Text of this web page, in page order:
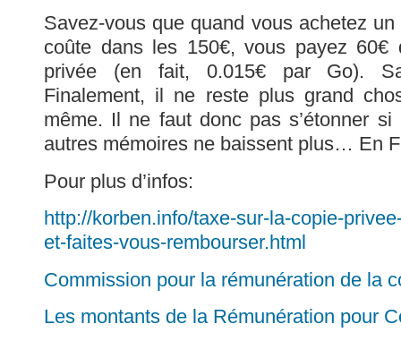
Savez-vous que quand vous achetez
coûte dans les 150€, vous payez
privée (en fait, 0.015€ par Go).
Finalement, il ne reste plus grand
même. Il ne faut donc pas s’étonner
autres mémoires ne baissent plus… En
Pour plus d’infos:
http://korben.info/taxe-sur-la-copie-
et-faites-vous-rembourser.html
Commission pour la rémunération de la
Les montants de la Rémunération pour